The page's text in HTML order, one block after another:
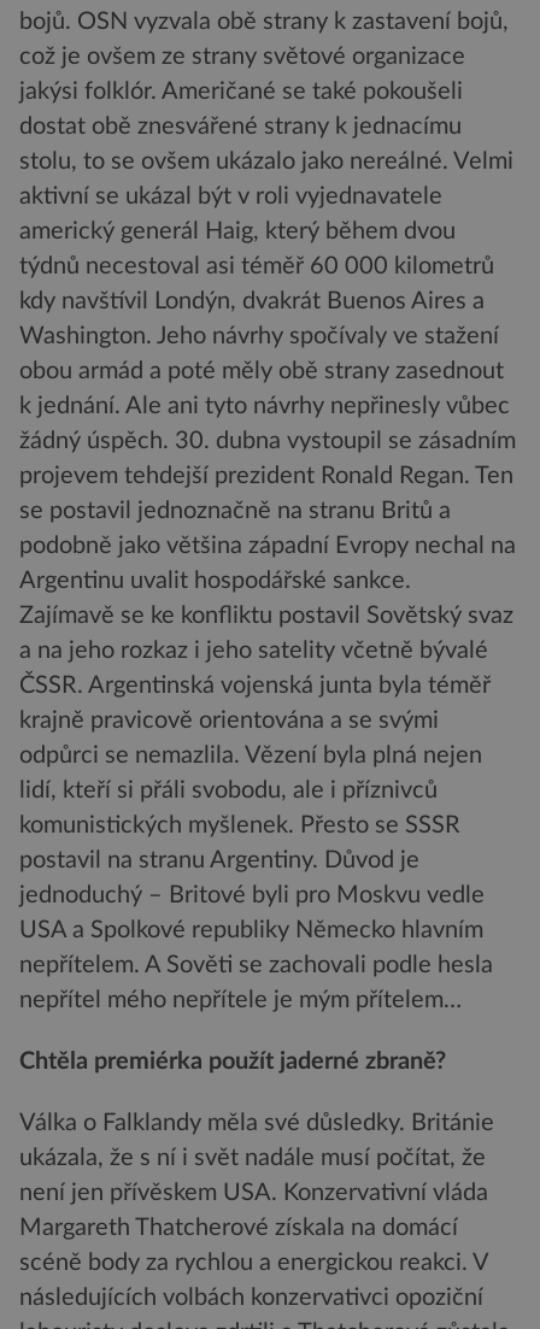
bojů. OSN vyzvala obě strany k zastavení bojů,
což je ovšem ze strany světové organizace
jakýsi folklór. Američané se také pokoušeli
dostat obě znesvářené strany k jednacímu
stolu, to se ovšem ukázalo jako nereálné. Velmi
aktivní se ukázal být v roli vyjednavatele
americký generál Haig, který během dvou
týdnů necestoval asi téměř 60 000 kilometrů
kdy navštívil Londýn, dvakrát Buenos Aires a
Washington. Jeho návrhy spočívaly ve stažení
obou armád a poté měly obě strany zasednout
k jednání. Ale ani tyto návrhy nepřinesly vůbec
žádný úspěch. 30. dubna vystoupil se zásadním
projevem tehdejší prezident Ronald Regan. Ten
se postavil jednoznačně na stranu Britů a
podobně jako většina západní Evropy nechal na
Argentinu uvalit hospodářské sankce.
Zajímavě se ke konfliktu postavil Sovětský svaz
a na jeho rozkaz i jeho satelity včetně bývalé
ČSSR. Argentinská vojenská junta byla téměř
krajně pravicově orientována a se svými
odpůrci se nemazlila. Vězení byla plná nejen
lidí, kteří si přáli svobodu, ale i příznivců
komunistických myšlenek. Přesto se SSSR
postavil na stranu Argentiny. Důvod je
jednoduchý – Britové byli pro Moskvu vedle
USA a Spolkové republiky Německo hlavním
nepřítelem. A Sověti se zachovali podle hesla
nepřítel mého nepřítele je mým přítelem…
Chtěla premiérka použít jaderné zbraně?
Válka o Falklandy měla své důsledky. Británie
ukázala, že s ní i svět nadále musí počítat, že
není jen přívěskem USA. Konzervativní vláda
Margareth Thatcherové získala na domácí
scéně body za rychlou a energickou reakci. V
následujících volbách konzervativci opoziční